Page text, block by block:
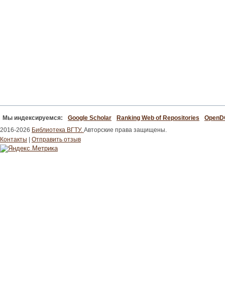
Мы индексируемся: Google Scholar Ranking Web of Repositories
2016-2026 Библиотека ВГТУ. Авторские права защищены.
Контакты
Отправить отзыв